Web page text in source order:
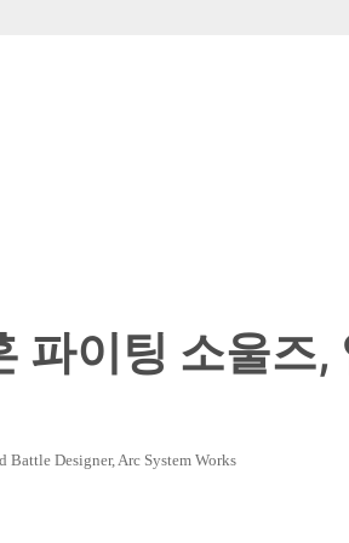
파이팅 소울즈
Battle Designer, Arc System Works